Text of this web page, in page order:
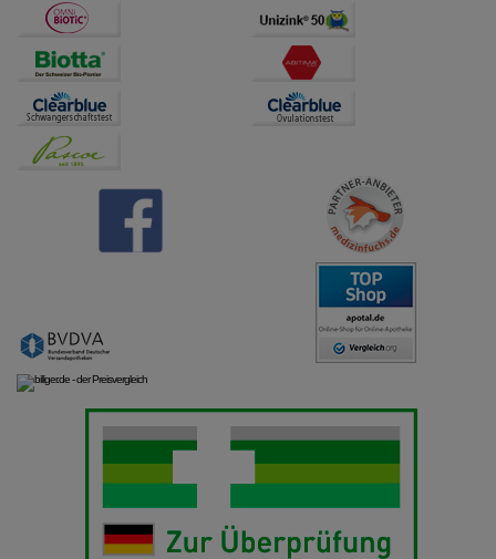
auf unserer Website aber auch die Werbung auf
Drittseiten möglichst relevant für Sie zu gestalten.
Bitte beachten Sie, dass Daten hierfür teilweise an
Dritte wie z.B. Google oder soziale Medien
übertragen werden.